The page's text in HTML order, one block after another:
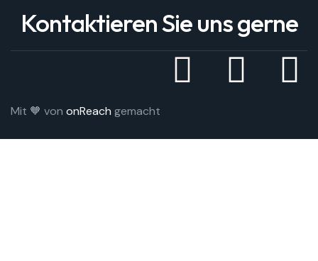
Kontaktieren Sie uns gerne
Mit 🧡 von onReach gemacht